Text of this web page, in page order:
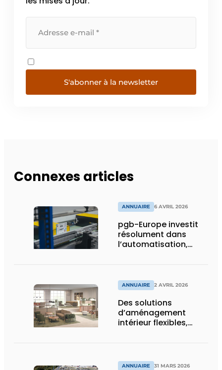
S'abonner à la newsletter
Connexes articles
ANNUAIRE 6 AVRIL 2026
pgb-Europe investit
résolument dans
l’automatisation,
ANNUAIRE 2 AVRIL 2026
Des solutions
d’aménagement
intérieur flexibles,
ANNUAIRE 31 MARS 2026